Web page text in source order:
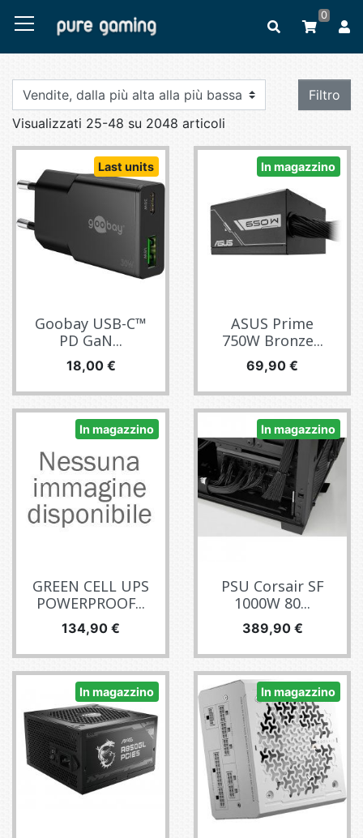
0
Filtro
Visualizzati 25-48 su 2048 articoli
Last units
Goobay USB-C™
PD GaN...
Prezzo
18,00 €
In magazzino
ASUS Prime
750W Bronze...
Prezzo
69,90 €
In magazzino
GREEN CELL UPS
POWERPROOF...
Prezzo
134,90 €
In magazzino
PSU Corsair SF
1000W 80...
Prezzo
389,90 €
In magazzino In magazzino